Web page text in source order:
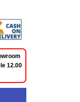
12.00